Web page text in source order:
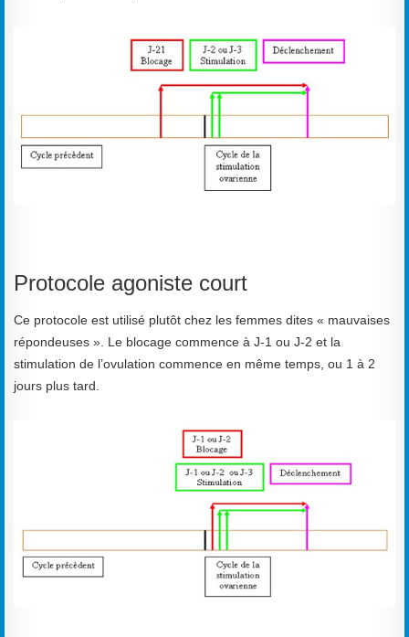
Protocole agoniste court
Ce protocole est utilisé plutôt chez les femmes dites « mauvaises
répondeuses ». Le blocage commence à J-1 ou J-2 et la
stimulation de l’ovulation commence en même temps, ou 1 à 2
jours plus tard.